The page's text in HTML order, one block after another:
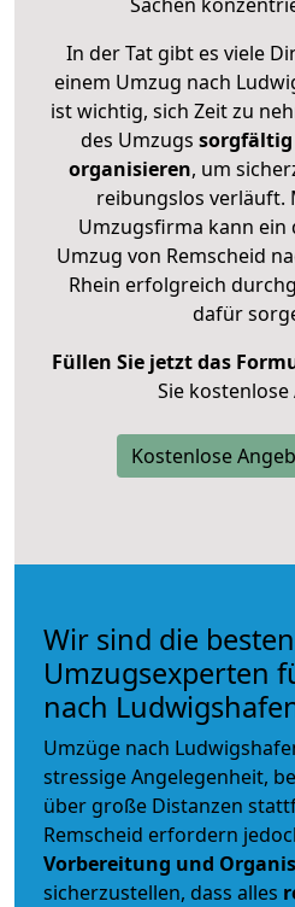
In der Tat gibt es viele
einem Umzug nach
ist wichtig, sich Zeit zu
des Umzugs sorgfältig
organisieren, um
reibungslos verläuft.
Umzugsfirma kann
Umzug von Remscheid
Rhein erfolgreich
dafür
Füllen Sie jetzt das
Sie
Kostenlose
Wir sind die besten
Umzugsexperten
nach
Umzüge nach
stressige Angelegenheit,
über große Distanzen
Remscheid erfordern
Vorbereitung und
sicherzustellen, dass alles